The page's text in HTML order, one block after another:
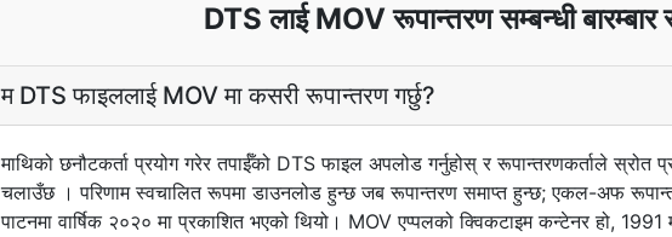
DTS लाई MOV रूपान्तरण सम्बन्धी
म DTS फाइललाई MOV मा कसरी रूपान्तरण गर्छु?
माथिको छनौटकर्ता प्रयोग गरेर तपाईँको DTS फाइल अपलोड गर्नुहोस् र रूपान्तरणकर्ताले
चलाउँछ । परिणाम स्वचालित रूपमा डाउनलोड हुन्छ जब रूपान्तरण समाप्त हुन्छ; एकल-अफ
पाटनमा वार्षिक २०२० मा प्रकाशित भएको थियो। MOV एप्पलको क्विकटाइम कन्टेनर हो,